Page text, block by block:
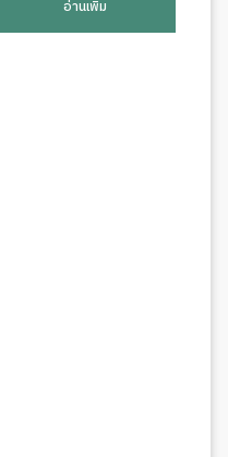
อ่านเพิ่ม